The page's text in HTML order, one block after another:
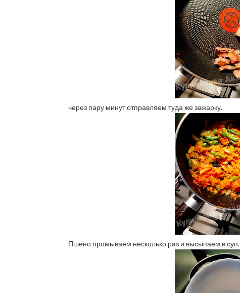
через пару минут отправляем туда же зажарку.
Пшено промываем несколько раз и высыпаем в суп.